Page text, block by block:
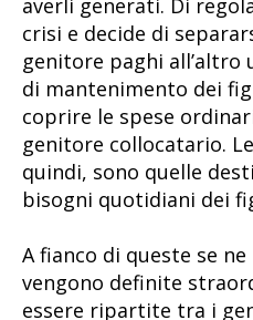
averli generati. Di
crisi e decide di
genitore paghi all’altro
di mantenimento dei
coprire le spese
genitore collocatario.
quindi, sono quelle
bisogni quotidiani dei
A fianco di queste se
vengono definite
essere ripartite tra i